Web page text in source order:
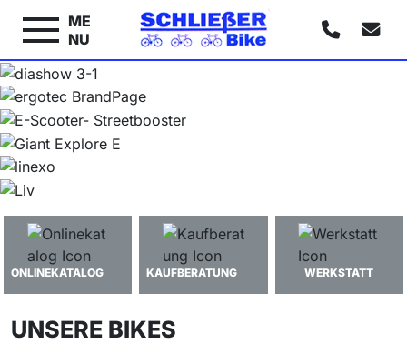
ME
NU
ONLINEKATALOG KAUFBERATUNG WERKSTATT
UNSERE BIKES